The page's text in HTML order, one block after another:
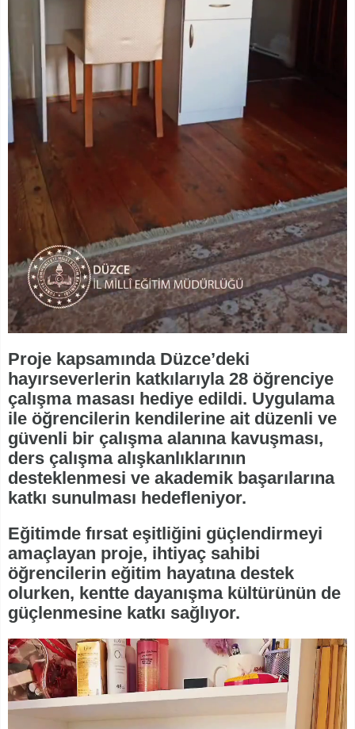
Proje kapsamında Düzce’deki
hayırseverlerin katkılarıyla 28 öğrenciye
çalışma masası hediye edildi. Uygulama
ile öğrencilerin kendilerine ait düzenli ve
güvenli bir çalışma alanına kavuşması,
ders çalışma alışkanlıklarının
desteklenmesi ve akademik başarılarına
katkı sunulması hedefleniyor.
Eğitimde fırsat eşitliğini güçlendirmeyi
amaçlayan proje, ihtiyaç sahibi
öğrencilerin eğitim hayatına destek
olurken, kentte dayanışma kültürünün de
güçlenmesine katkı sağlıyor.